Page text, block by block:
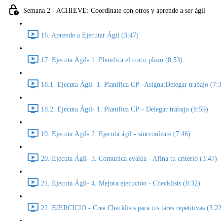
Semana 2 - ACHIEVE: Coordinate con otros y aprende a ser ágil
16. Aprende a Ejecutar Ágil (3:47)
17. Ejecuta Ágil- 1. Planifica el corto plazo (8:53)
18.1. Ejecuta Ágil- 1. Planifica CP –Asigna:Delegar trabajo
18.2. Ejecuta Ágil- 1. Planifica CP – Delegar trabajo (8:59)
19. Ejecuta Ágil- 2. Ejecuta ágil - sincronízate (7:46)
20. Ejecuta Ágil- 3. Comunica evalúa - Afina tu criterio (3:47)
21. Ejecuta Ágil- 4. Mejora ejecución - Checklists (8:32)
22. EJERCICIO - Crea Checklists para tus tares repetitivas